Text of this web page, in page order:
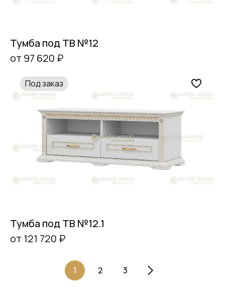
Тумба под ТВ №12
от 97 620 ₽
Под заказ
Тумба под ТВ №12.1
от 121 720 ₽
1 2 3